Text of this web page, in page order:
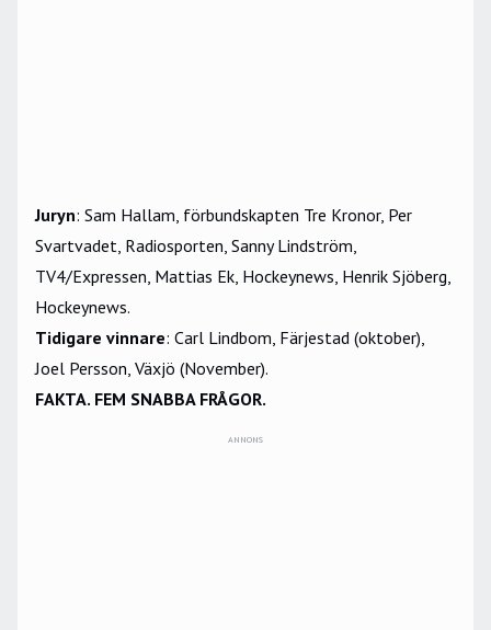
Juryn: Sam Hallam, förbundskapten Tre Kronor, Per
Svartvadet, Radiosporten, Sanny Lindström,
TV4/Expressen, Mattias Ek, Hockeynews, Henrik Sjöberg,
Hockeynews.
Tidigare vinnare: Carl Lindbom, Färjestad (oktober),
Joel Persson, Växjö (November).
FAKTA. FEM SNABBA FRÅGOR.
ANNONS